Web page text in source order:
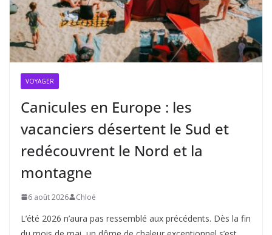
VOYAGER
Canicules en Europe : les
vacanciers désertent le Sud et
redécouvrent le Nord et la
montagne
6 août 2026 Chloé
L’été 2026 n’aura pas ressemblé aux précédents. Dès la fin